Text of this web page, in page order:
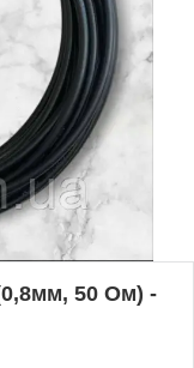
50 Ом) -